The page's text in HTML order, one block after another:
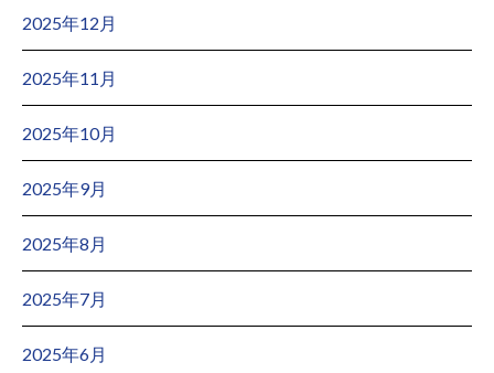
2025年12月
2025年11月
2025年10月
2025年9月
2025年8月
2025年7月
2025年6月